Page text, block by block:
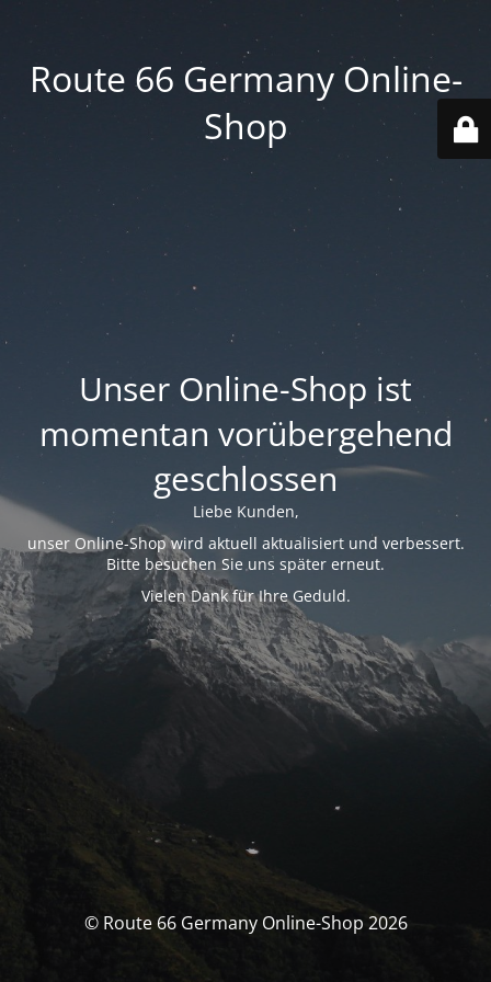
Route 66 Germany Online-
Shop
Unser Online-Shop ist
momentan vorübergehend
geschlossen
Liebe Kunden,
unser Online-Shop wird aktuell aktualisiert und verbessert.
Bitte besuchen Sie uns später erneut.
Vielen Dank für Ihre Geduld.
© Route 66 Germany Online-Shop 2026